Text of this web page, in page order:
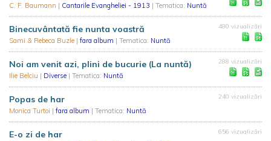
C. F. Baumann | Cantarile Evangheliei - 1913 | Tematica: Nuntă
Binecuvântată fie nunta voastră
Sami & Rebeca Buzle | fara album | Tematica: Nuntă
480 vizualizări
Noi am venit azi, plini de bucurie (La nuntă)
Ilie Belciu | Diverse | Tematica: Nuntă
288 vizualizări
Popas de har
Monica Turtoi | fara album | Tematica: Nuntă
240 vizualizări
E-o zi de har 656 vizualizări